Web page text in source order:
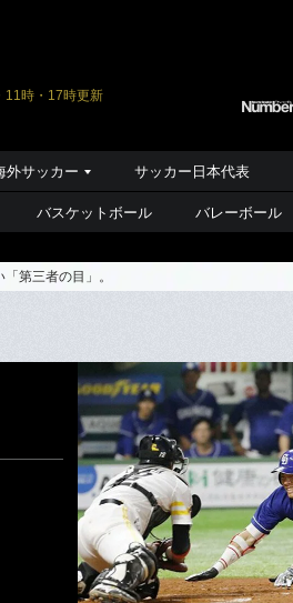
11時・17時更新
外サッカー サッカー日本代表
バスケットボール バレーボール
第三者の目」。